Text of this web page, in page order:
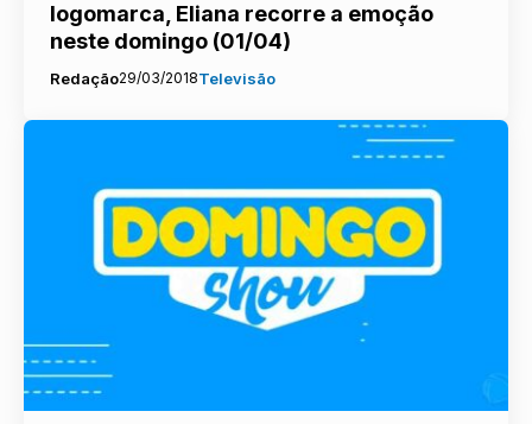
logomarca, Eliana recorre a emoção
neste domingo (01/04)
Redação29/03/2018Televisão